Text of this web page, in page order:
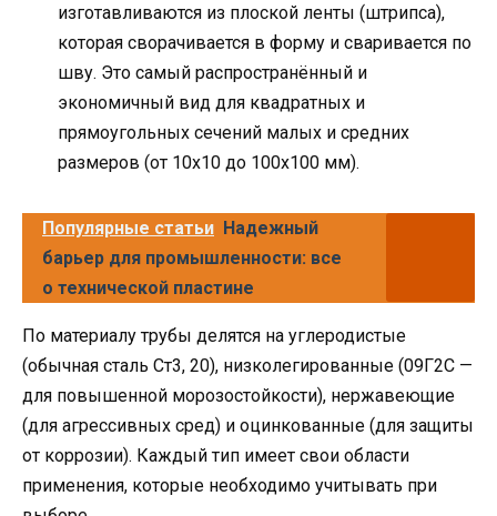
изготавливаются из плоской ленты (штрипса),
которая сворачивается в форму и сваривается по
шву. Это самый распространённый и
экономичный вид для квадратных и
прямоугольных сечений малых и средних
размеров (от 10х10 до 100х100 мм).
Популярные статьи Надежный
барьер для промышленности: все
о технической пластине
По материалу трубы делятся на углеродистые
(обычная сталь Ст3, 20), низколегированные (09Г2С —
для повышенной морозостойкости), нержавеющие
(для агрессивных сред) и оцинкованные (для защиты
от коррозии). Каждый тип имеет свои области
применения, которые необходимо учитывать при